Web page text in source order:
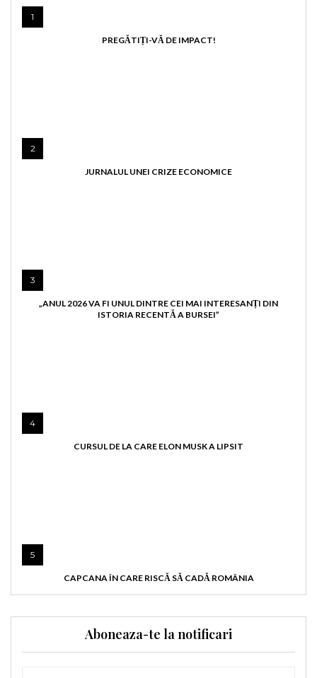
1
PREGĂTIȚI-VĂ DE IMPACT!
2
JURNALUL UNEI CRIZE ECONOMICE
3
„ANUL 2026 VA FI UNUL DINTRE CEI MAI INTERESANȚI DIN
ISTORIA RECENTĂ A BURSEI”
4
CURSUL DE LA CARE ELON MUSK A LIPSIT
5
CAPCANA ÎN CARE RISCĂ SĂ CADĂ ROMÂNIA
Aboneaza-te la notificari